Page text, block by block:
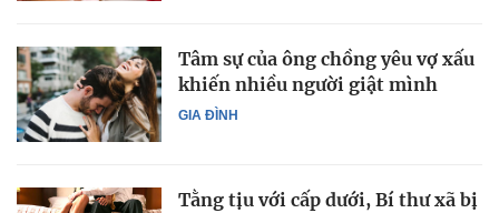
GIA ĐÌNH
Tâm sự của ông chồng yêu vợ xấu
khiến nhiều người giật mình
Tằng tịu với cấp dưới, Bí thư xã bị